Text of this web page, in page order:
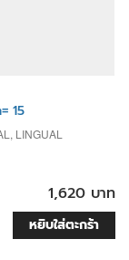
15
LINGUAL
1,620 บาท
หยิบใส่ตะกร้า